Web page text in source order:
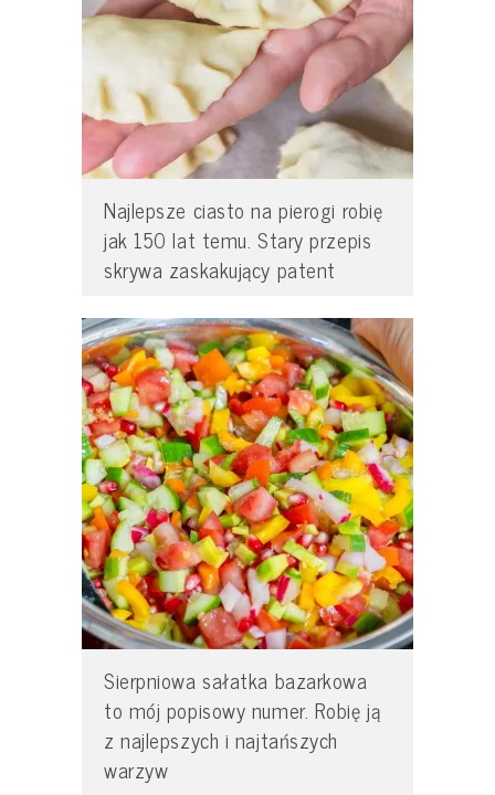
Najlepsze ciasto na pierogi robię
jak 150 lat temu. Stary przepis
skrywa zaskakujący patent
Sierpniowa sałatka bazarkowa
to mój popisowy numer. Robię ją
z najlepszych i najtańszych
warzyw